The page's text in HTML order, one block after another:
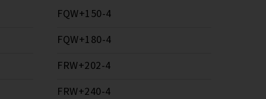
FQW+150-4
FQW+180-4
FRW+202-4
FRW+240-4